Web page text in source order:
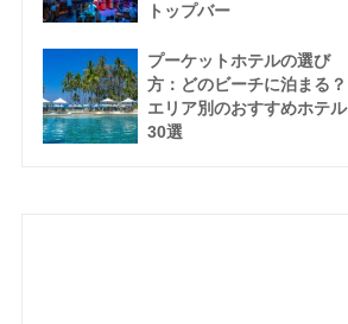
トップバー
プーケットホテルの選び
方：どのビーチに泊まる？
エリア別のおすすめホテル
30選